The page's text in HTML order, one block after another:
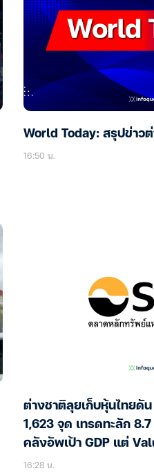
World Today: สรุปข่าว
16:50 น.
ต่างชาติลุยเก็บหุ้นไทยดัน
1,623 จุด เทรดทะลัก
คลังอัพเป้า GDP แต่
16:28 น.